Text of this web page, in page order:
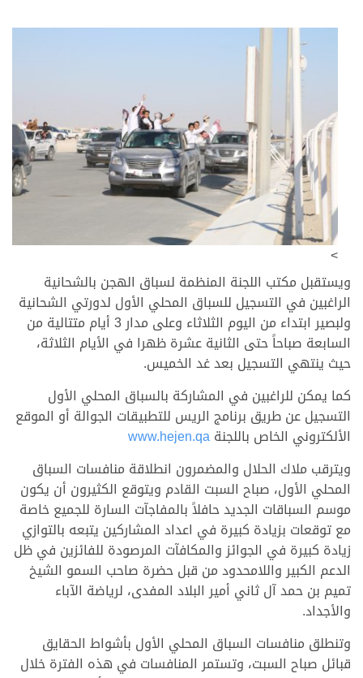
>
ويستقبل مكتب اللجنة المنظمة لسباق الهجن بالشحانية
الراغبين في التسجيل للسباق المحلي الأول لدورتي الشحانية
ولبصير ابتداء من اليوم الثلاثاء وعلى مدار 3 أيام متتالية من
السابعة صباحاً حتى الثانية عشرة ظهرا في الأيام الثلاثة،
حيث ينتهي التسجيل بعد غد الخميس.
كما يمكن للراغبين في المشاركة بالسباق المحلي الأول
التسجيل عن طريق برنامج الريس للتطبيقات الجوالة أو الموقع
الألكتروني الخاص باللجنةwww.hejen.qa
ويترقب ملاك الحلال والمضمرون انطلاقة منافسات السباق
المحلي الأول، صباح السبت القادم ويتوقع الكثيرون أن يكون
موسم السباقات الجديد حافلاً بالمفاجآت السارة للجميع خاصة
مع توقعات بزيادة كبيرة في اعداد المشاركين يتبعه بالتوازي
زيادة كبيرة في الجوائز والمكافآت المرصودة للفائزين في ظل
الدعم الكبير واللامحدود من قبل حضرة صاحب السمو الشيخ
تميم بن حمد آل ثاني أمير البلاد المفدى، لرياضة الآباء
والأجداد.
وتنطلق منافسات السباق المحلي الأول بأشواط الحقايق
قبائل صباح السبت، وتستمر المنافسات في هذه الفترة خلال